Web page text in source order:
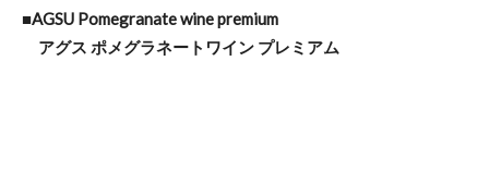
■AGSU Pomegranate wine premium
アグス ポメグラネートワイン プレミアム